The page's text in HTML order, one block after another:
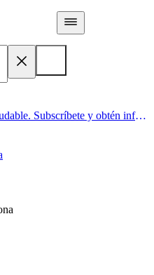
Acá comienza un estilo de vida saludable. Subscríbete y obtén información de primera mano